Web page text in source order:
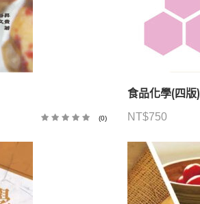
(0)
食品化學(四版)
NT$750